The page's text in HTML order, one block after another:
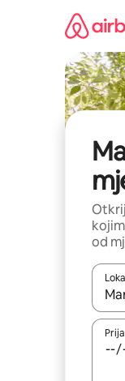
od